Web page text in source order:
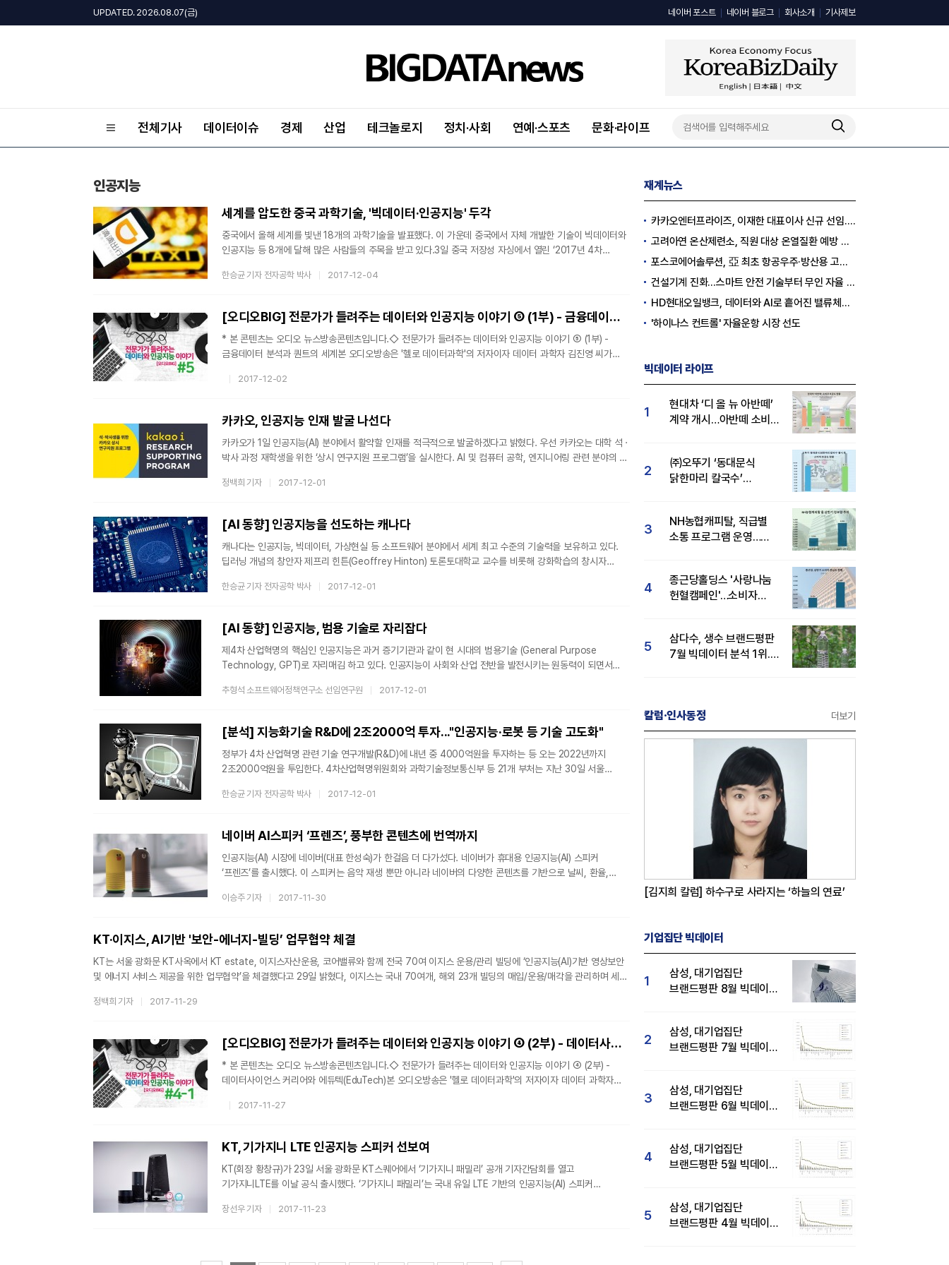
UPDATED. 2026.08.07(금) 네이버 포스트 네이버 블로그 회사소개 기사제보
전체기사 데이터이슈 경제 산업 테크놀로지 정치·사회 연예·스포츠 문화·라이프
인공지능
세계를 압도한 중국 과학기술, '빅데이터·인공지능' 두각
중국에서 올해 세계를 빛낸 18개의 과학기술을 발표했다. 이 가운데 중국에서 자체 개발한 기술이 빅데이터와
인공지능 등 8개에 달해 많은 사람들의 주목을 받고 있다.3일 중국 저장성 자싱에서 열린 ‘2017년 4차
투표와 대회조직위원회의 심의를 거쳐 알리클라우드 ET 인공지능(AI), 화웨이 3GPP 5G 예비 상용화 시스템,
개발한 기술은 총 8개로 다음과 같다. 알리클라우드 ET 인공지능(AI)알리클라우드에서 개발한 AI인 ET는
한승균 기자 전자공학 박사 2017-12-04
[오디오BIG] 전문가가 들려주는 데이터와 인공지능 이야기 ⑤ (1부) - 금융데이터 분석과 퀀트의 세계
* 본 콘텐츠는 오디오 뉴스방송콘텐츠입니다.◇ 전문가가 들려주는 데이터와 인공지능 이야기 ⑤ (1부) -
금융데이터 분석과 퀀트의 세계본 오디오방송은 '헬로 데이터과학'의 저자이자 데이터 과학자 김진영 씨가
데이터과학자가 진행하는 '전문가가 들려주는 데이터와 인공지능 이야기'의 두번째 방송입니다.본 회차는 <
대해 다룹니다.[관련기사][오디오BIG] 전문가가 들려주는 데이터와 인공지능 이야기 ① - Preview[오디오
2017-12-02
카카오, 인공지능 인재 발굴 나선다
카카오가 1일 인공지능(AI) 분야에서 활약할 인재를 적극적으로 발굴하겠다고 밝혔다. 우선 카카오는 대학 석 ·
박사 과정 재학생을 위한 ‘상시 연구지원 프로그램’을 실시한다. AI 및 컴퓨터 공학, 엔지니어링 관련 분야의 석
(학비, 연구비 지원)’, ‘해외 학회 참관비용 지원’, ‘연구 인턴십’ 등 총 세 가지로 구성돼 있다. 지원자들의 여건과
프로그램을 통해 선발한 학생들에게 최대 연 2000만원의 학비
정백희 기자 2017-12-01
[AI 동향] 인공지능을 선도하는 캐나다
캐나다는 인공지능, 빅데이터, 가상현실 등 소프트웨어 분야에서 세계 최고 수준의 기술력을 보유하고 있다.
딥러닝 개념의 창안자 제프리 힌튼(Geoffrey Hinton) 토론토대학교 교수를 비롯해 강화학습의 창시자
최고의 석학들이 캐나다의 대학교에서 연구개발을 수행하고 있다. 지난 2017년 4월에는 인공 지능
등 30개 이상의 기업이 1억3천만 캐나다달러(약 1100억원)를 투자했다.캐나다 정부는 이러한 소프트웨어
경쟁력을 유지·발전
한승균 기자 전자공학 박사 2017-12-01
[AI 동향] 인공지능, 범용 기술로 자리잡다
제4차 산업혁명의 핵심인 인공지능은 과거 증기기관과 같이 현 시대의 범용기술 (General Purpose
Technology, GPT)로 자리매김 하고 있다. 인공지능이 사회와 산업 전반을 발전시키는 원동력이 되면서
사회적 관심을 모은 알파고와 이세돌 9단의 대국은 인공지능의 가능성을 전 세계에 알린 신호탄으로 회자되고
2006년, 토론토 대학의 제프리 힌튼 교수는 심층신경망(Deep Neural Network)의 개념을 창시해
인공지능 시대의 서
추형석 소프트웨어정책연구소 선임연구원 2017-12-01
[분석] 지능화기술 R&D에 2조2000억 투자..."인공지능·로봇 등 기술 고도화"
정부가 4차 산업혁명 관련 기술 연구개발(R&D)에 내년 중 4000억원을 투자하는 등 오는 2022년까지
2조2000억원을 투입한다. 4차산업혁명위원회와 과학기술정보통신부 등 21개 부처는 지난 30일 서울
2조2000억원을 투자하는 등의 내용을 담은 4차 산업혁명 대응계획을 확정했다. 이날 상정·의결된
성장동력으로 연결한다는 내용이다. 정부는 △지능화 혁신 프로젝트 추진 △성장동력 기술력 확보 △산업
인프라·생태계 조성 △미
한승균 기자 전자공학 박사 2017-12-01
네이버 AI스피커 ‘프렌즈’, 풍부한 콘텐츠에 번역까지
인공지능(AI) 시장에 네이버(대표 한성숙)가 한걸음 더 다가섰다. 네이버가 휴대용 인공지능(AI) 스피커
‘프렌즈’를 출시했다. 이 스피커는 음악 재생 뿐만 아니라 네이버의 다양한 콘텐츠를 기반으로 날씨, 환율,
AI 번역 서비스인 ‘파파고(PAPAGO)’엔진을 탑재, 한국어-영어, 중국어, 일본어 번역 기능을 제공하며 ‘영어
오디오 콘텐츠도 이용할 수 있다. 네이버는 키즈 콘텐츠(한글·영어 동요 및 동화)는
이승주 기자 2017-11-30
KT·이지스, AI기반 '보안-에너지-빌딩’ 업무협약 체결
KT는 서울 광화문 KT사옥에서 KT estate, 이지스자산운용, 코어밸류와 함께 전국 70여 이지스 운용/관리 빌딩에 ‘인공지능(AI)기반 영상보안
및 에너지 서비스 제공을 위한 업무협약’을 체결했다고 29일 밝혔다, 이지스는 국내 70여개, 해외 23개 빌딩의 매입/운용/매각을 관리하며 세계
접목한 미래형 스마트 빌딩을 구현해 부동산 시장의 판을 바꾸기 위해 협력할 예정이다. KT는 이지스가 운영/관리하는 국내 26개 빌딩에 지능형
정백희 기자 2017-11-29
[오디오BIG] 전문가가 들려주는 데이터와 인공지능 이야기 ④ (2부) - 데이터사이언스 커리어와 에듀테크(EduTech)
* 본 콘텐츠는 오디오 뉴스방송콘텐츠입니다.◇ 전문가가 들려주는 데이터와 인공지능 이야기 ④ (2부) -
데이터사이언스 커리어와 에듀텍(EduTech)본 오디오방송은 '헬로 데이터과학'의 저자이자 데이터 과학자
풀어드립니다.데이터과학자가 진행하는 '전문가가 들려주는 데이터와 인공지능 이야기'의 두번째 방송입니다.
에듀테크에 대해 이야기를 나눕니다.[관련기사][오디오BIG] 전문가가 들려주는 데이터와 인공지능 이야기 ①
- Pr
2017-11-27
KT, 기가지니 LTE 인공지능 스피커 선보여
KT(회장 황창규)가 23일 서울 광화문 KT스퀘어에서 ‘기가지니 패밀리’ 공개 기자간담회를 열고
기가지니LTE를 이날 공식 출시했다. ‘기가지니 패밀리’는 국내 유일 LTE 기반의 인공지능(AI) 스피커
스마트워치 ‘기가지니 키즈워치’ 3종의 신규 상품이다. 이날 공식 판매를 개시한 기가지니LTE는 대한민국
장선우 기자 2017-11-23
재계뉴스
카카오엔터프라이즈, 이재한 대표이사 신규 선임..."AI 전환 선도"
고려아연 온산제련소, 직원 대상 온열질환 예방 안전 실천 캠페인 실시
포스코에어솔루션, 亞 최초 항공우주·방산용 고순도 가스 국제 인증 획득
건설기계 진화…스마트 안전 기술부터 무인 자율 굴착기까지
HD현대오일뱅크, 데이터와 AI로 흩어진 밸류체인 연결
'하이나스 컨트롤' 자율운항 시장 선도
빅데이터 라이프
1
현대차 ‘디 올 뉴 아반떼’
계약 개시…아반떼 소비자
2
㈜오뚜기 ‘동대문식
닭한마리 칼국수’
3
NH농협캐피탈, 직급별
소통 프로그램 운영…
4
종근당홀딩스 '사랑나눔
헌혈캠페인'…소비자
5
삼다수, 생수 브랜드평판
7월 빅데이터 분석 1위...
칼럼·인사동정 더보기
[김지희 칼럼] 하수구로 사라지는 ‘하늘의 연료’
기업집단 빅데이터
1
삼성, 대기업집단
브랜드평판 8월 빅데이터
2
삼성, 대기업집단
브랜드평판 7월 빅데이터
3
삼성, 대기업집단
브랜드평판 6월 빅데이터
4
삼성, 대기업집단
브랜드평판 5월 빅데이터
5
삼성, 대기업집단
브랜드평판 4월 빅데이터